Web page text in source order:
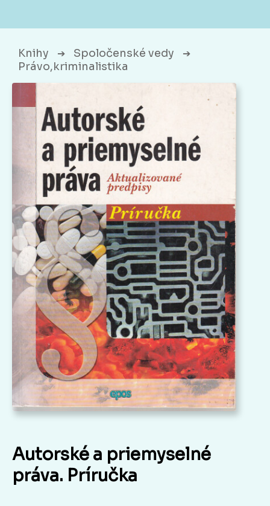
Knihy ➔ Spoločenské vedy ➔
Právo,kriminalistika
Autorské a priemyselné
práva. Príručka